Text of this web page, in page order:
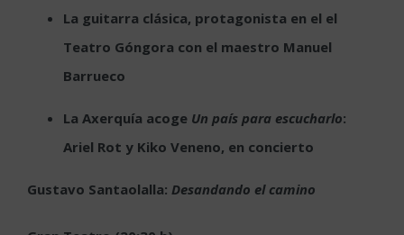
La guitarra clásica, protagonista en el el
Teatro Góngora con el maestro Manuel
Barrueco
La Axerquía acoge Un país para escucharlo:
Ariel Rot y Kiko Veneno, en concierto
Gustavo Santaolalla: Desandando el camino